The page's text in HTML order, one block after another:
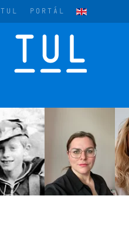
TUL PORTÁL